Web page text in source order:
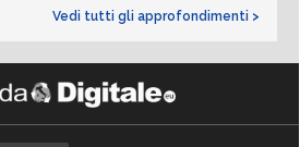
Vedi tutti gli approfondimenti >